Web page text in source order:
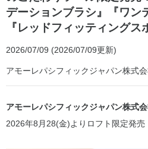
デーションブラシ』『ワン
『レッドフィッティングス
2026/07/09 (2026/07/09更新)
アモーレパシフィックジャパン株式
アモーレパシフィックジャパン株式
2026年8月28(金)よりロフト限定発売